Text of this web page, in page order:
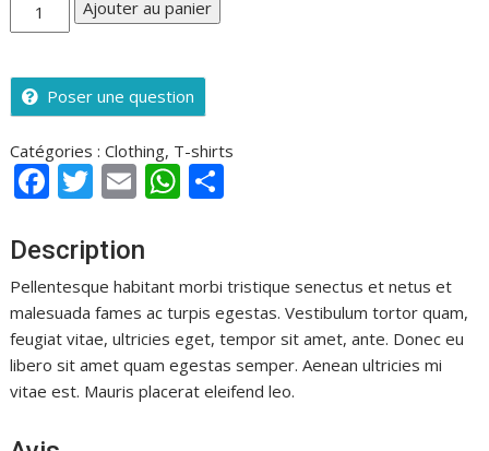
de
T-
SHIRT
Ajouter au panier
Poser une question
Catégories :Clothing, T-shirts
F
e
b
o
o
k
T
itt
er
E
ai
l
W
s
A
p
p
g
er
Description
Pellentesque habitant morbi tristique senectus et netus et
malesuada fames ac turpis egestas. Vestibulum tortor quam,
feugiat vitae, ultricies eget, tempor sit amet, ante. Donec eu
libero sit amet quam egestas semper. Aenean ultricies mi
vitae est. Mauris placerat eleifend leo.